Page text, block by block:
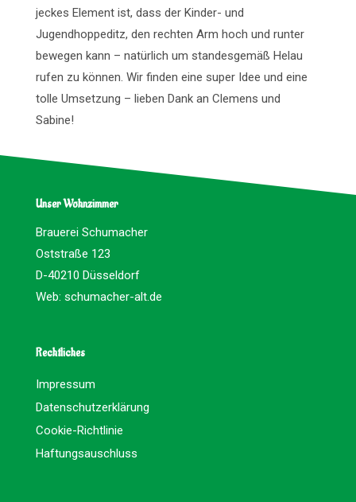
jeckes Element ist, dass der Kinder- und
Jugendhoppeditz, den rechten Arm hoch und runter
bewegen kann – natürlich um standesgemäß Helau
rufen zu können. Wir finden eine super Idee und eine
tolle Umsetzung – lieben Dank an Clemens und
Sabine!
Unser Wohnzimmer
Brauerei Schumacher
Oststraße 123
D-40210 Düsseldorf
Web: schumacher-alt.de
Rechtliches
Impressum
Datenschutzerklärung
Cookie-Richtlinie
Haftungsauschluss